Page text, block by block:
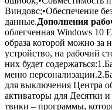
Виндовс;•Обеспечение
данные.Дополнения
облегченная Windows 10
образа которой можно за
устройство, на рабочий
них будет
меню
для выключения Центра
активаторы для Десятки
твики – программы,